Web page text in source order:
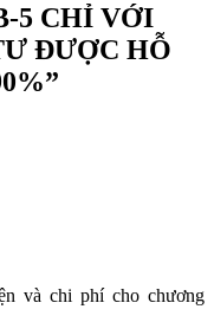
5 CHỈ VỚI
ĐƯỢC HỖ
và chi phí cho chương